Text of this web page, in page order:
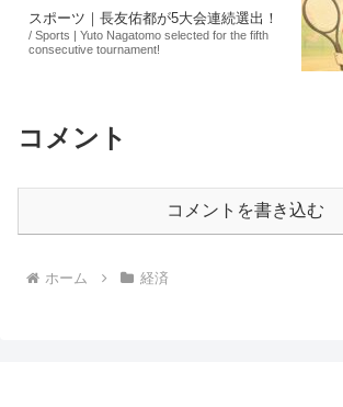
スポーツ｜長友佑都が5大会連続選出！
/ Sports | Yuto Nagatomo selected for the fifth
consecutive tournament!
コメント
コメントを書き込む
ホーム 経済